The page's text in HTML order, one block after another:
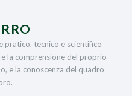
pratico, tecnico e scientifico
la comprensione del proprio
e la conoscenza del quadro